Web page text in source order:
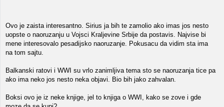
Ovo je zaista interesantno. Sirius ja bih te zamolio ako imas jos nesto
uopste o naoruzanju u Vojsci Kraljevine Srbije da postavis. Najvise bi
mene interesovalo pesadijsko naoruzanje. Pokusacu da vidim sta ima
na tom sajtu.
Balkanski ratovi i WWI su vrlo zanimljiva tema sto se naoruzanja tice pa
ako ima neko jos nesto neka objavi. Bio bih jako zahvalan.
Boksi ovo je iz neke knjige, jel to knjiga o WWI, kako se zove i gde